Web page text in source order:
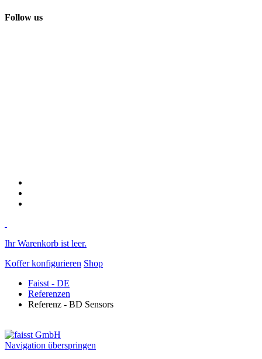
Follow us
Ihr Warenkorb ist leer.
Koffer konfigurieren Shop
Faisst - DE
Referenzen
Referenz - BD Sensors
Navigation überspringen